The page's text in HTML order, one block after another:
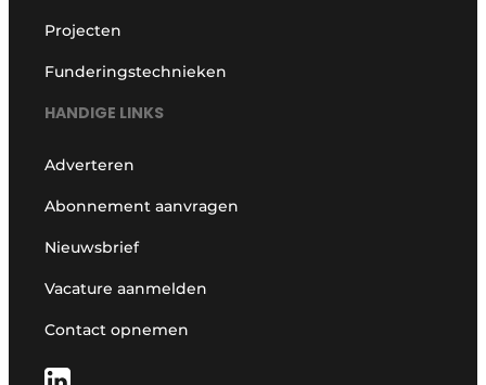
Projecten
Funderingstechnieken
HANDIGE LINKS
Adverteren
Abonnement aanvragen
Nieuwsbrief
Vacature aanmelden
Contact opnemen